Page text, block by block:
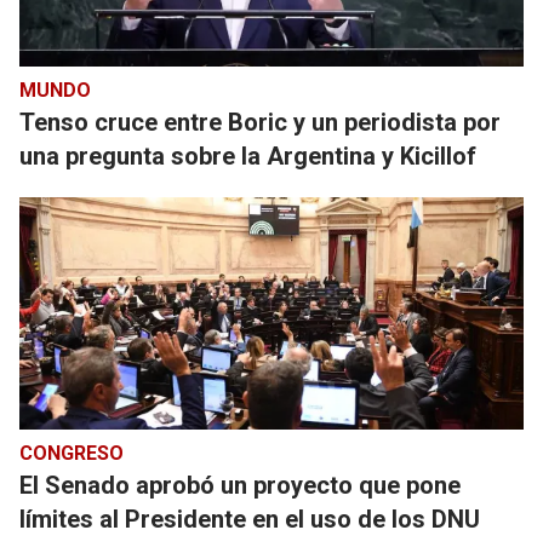
MUNDO
Tenso cruce entre Boric y un periodista por
una pregunta sobre la Argentina y Kicillof
CONGRESO
El Senado aprobó un proyecto que pone
límites al Presidente en el uso de los DNU